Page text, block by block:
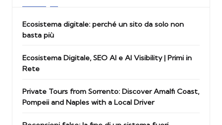
Ecosistema digitale: perché un sito da solo non
basta più
Ecosistema Digitale, SEO AI e AI Visibility | Primi in
Rete
Private Tours from Sorrento: Discover Amalfi Coast,
Pompeii and Naples with a Local Driver